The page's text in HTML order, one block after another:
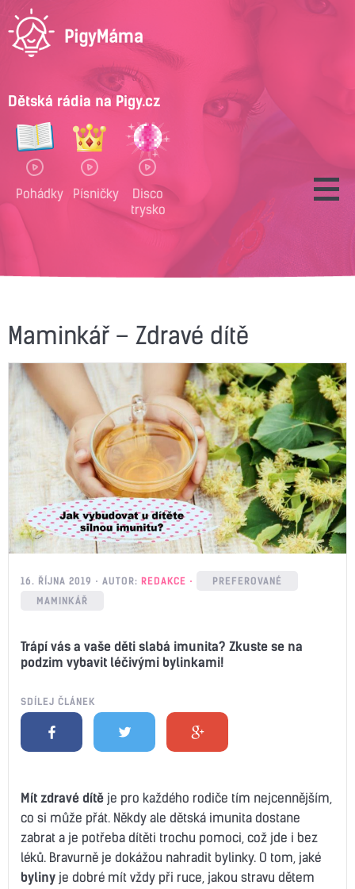
Dětská rádia na Pigy.cz
Pohádky Písničky
Disco
trysko
Maminkář – Zdravé dítě
16. ŘÍJNA 2019 AUTOR: REDAKCE
PREFEROVANÉ
MAMINKÁŘ
Trápí vás a vaše děti slabá imunita? Zkuste se na
podzim vybavit léčivými bylinkami!
SDÍLEJ ČLÁNEK
Mít zdravé dítě je pro každého rodiče tím nejcennějším,
co si může přát. Někdy ale dětská imunita dostane
zabrat a je potřeba dítěti trochu pomoci, což jde i bez
léků. Bravurně je dokážou nahradit bylinky. O tom, jaké
byliny je dobré mít vždy při ruce, jakou stravu dětem